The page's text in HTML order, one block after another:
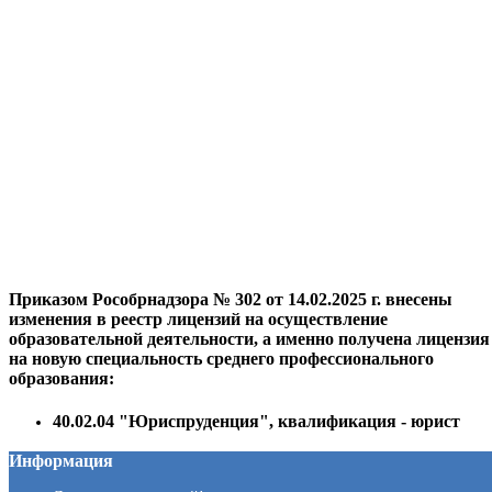
Приказом Рособрнадзора № 302 от 14.02.2025 г. внесены
изменения в реестр лицензий на осуществление
образовательной деятельности, а именно получена лицензия
на новую специальность среднего профессионального
образования:
40.02.04 "Юриспруденция", квалификация - юрист
Информация